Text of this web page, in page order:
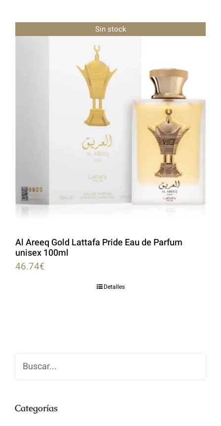
Sin stock
Al Areeq Gold Lattafa Pride Eau de Parfum
unisex 100ml
46.74€
Detalles
Buscar
Categorías